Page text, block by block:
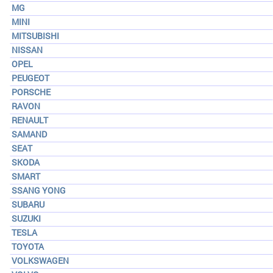
MG
MINI
MITSUBISHI
NISSAN
OPEL
PEUGEOT
PORSCHE
RAVON
RENAULT
SAMAND
SEAT
SKODA
SMART
SSANG YONG
SUBARU
SUZUKI
TESLA
TOYOTA
VOLKSWAGEN